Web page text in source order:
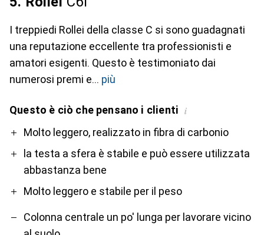
I treppiedi Rollei della classe C si sono guadagnati
una reputazione eccellente tra professionisti e
amatori esigenti. Questo è testimoniato dai
numerosi premi e
più
Questo è ciò che pensano i clienti i
ProMolto leggero, realizzato in fibra di carbonio
la testa a sfera è stabile e può essere utilizzata
abbastanza bene
Molto leggero e stabile per il peso
Contro
Colonna centrale un po' lunga per lavorare vicino